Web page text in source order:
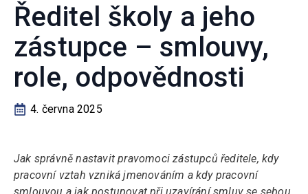
Ředitel školy a jeho
zástupce – smlouvy,
role, odpovědnosti
4. června 2025
Jak správně nastavit pravomoci zástupců ředitele, kdy
pracovní vztah vzniká jmenováním a kdy pracovní